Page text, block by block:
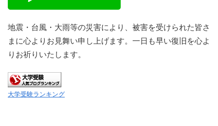
地震・台風・大雨等の災害により、被害を受けられた皆さ
まに心よりお見舞い申し上げます。一日も早い復旧を心よ
りお祈りいたします。
大学受験ランキング